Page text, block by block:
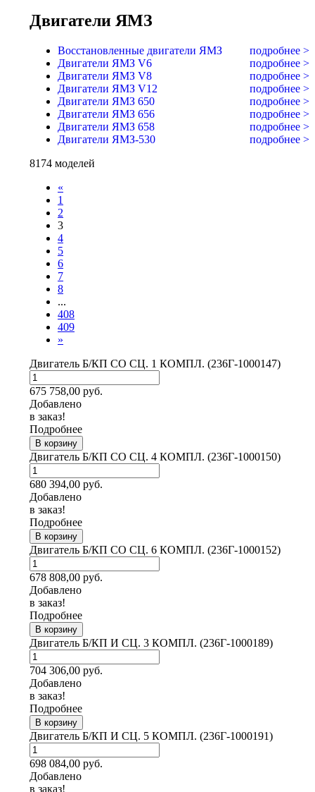
Двигатели ЯМЗ
Восстановленные двигатели ЯМЗ
подробнее >
Двигатели ЯМЗ V6
подробнее >
Двигатели ЯМЗ V8
подробнее >
Двигатели ЯМЗ V12
подробнее >
Двигатели ЯМЗ 650
подробнее >
Двигатели ЯМЗ 656
подробнее >
Двигатели ЯМЗ 658
подробнее >
Двигатели ЯМЗ-530
подробнее >
8174 моделей
«
1
2
3
4
5
6
7
8
...
408
409
»
Двигатель Б/КП СО СЦ. 1 КОМПЛ. (236Г-1000147)
675 758,00 руб.
Добавлено
в заказ!
Подробнее
В корзину
Двигатель Б/КП СО СЦ. 4 КОМПЛ. (236Г-1000150)
680 394,00 руб.
Добавлено
в заказ!
Подробнее
В корзину
Двигатель Б/КП СО СЦ. 6 КОМПЛ. (236Г-1000152)
678 808,00 руб.
Добавлено
в заказ!
Подробнее
В корзину
Двигатель Б/КП И СЦ. 3 КОМПЛ. (236Г-1000189)
704 306,00 руб.
Добавлено
в заказ!
Подробнее
В корзину
Двигатель Б/КП И СЦ. 5 КОМПЛ. (236Г-1000191)
698 084,00 руб.
Добавлено
в заказ!